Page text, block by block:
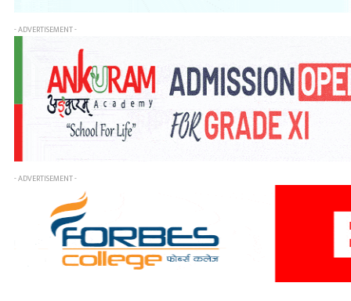
- ADVERTISEMENT -
- ADVERTISEMENT -